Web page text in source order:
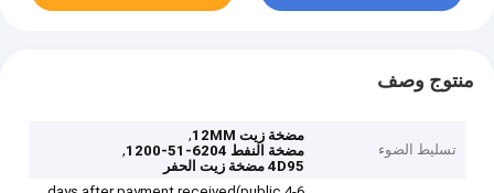
منتوج وصف
تسليط الضوء
مضخة زيت 12MM
,
مضخة النفط 6204-51-1200
,
4D95 مضخة زيت الحفر